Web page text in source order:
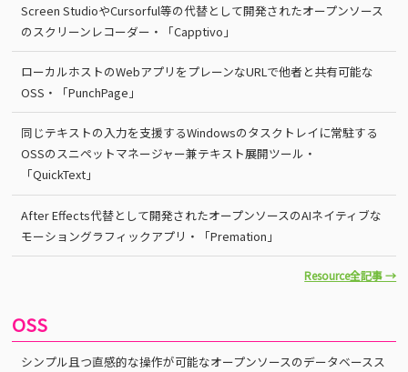
Screen StudioやCursorful等の代替として開発されたオープンソース
のスクリーンレコーダー・「Capptivo」
ローカルホストのWebアプリをプレーンなURLで他者と共有可能な
OSS・「PunchPage」
同じテキストの入力を支援するWindowsのタスクトレイに常駐する
OSSのスニペットマネージャー兼テキスト展開ツール・
「QuickText」
After Effects代替として開発されたオープンソースのAIネイティブな
モーショングラフィックアプリ・「Premation」
Resource全記事 →
OSS
シンプル且つ直感的な操作が可能なオープンソースのデータベースス